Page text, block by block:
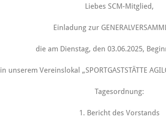
Liebes SCM-Mitglied,
Einladung zur
die am Dienstag, den 03.06.2025,
in unserem Vereinslokal „SPORTGASTSTÄTTE
Tagesordnung:
1. Bericht des Vorstands